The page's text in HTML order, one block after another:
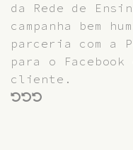
da Rede de
campanha bem
parceria com a
para o
cliente.